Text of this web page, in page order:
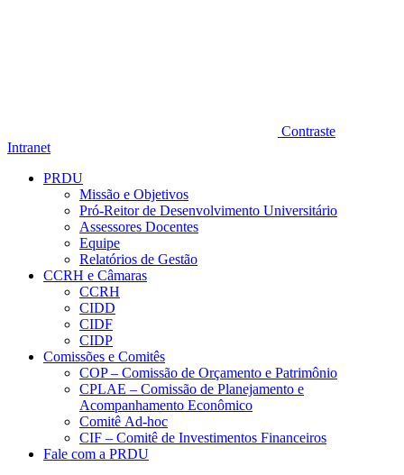
Contraste
Intranet
PRDU
Missão e Objetivos
Pró-Reitor de Desenvolvimento Universitário
Assessores Docentes
Equipe
Relatórios de Gestão
CCRH e Câmaras
CCRH
CIDD
CIDF
CIDP
Comissões e Comitês
COP – Comissão de Orçamento e Patrimônio
CPLAE – Comissão de Planejamento e
Acompanhamento Econômico
Comitê Ad-hoc
CIF – Comitê de Investimentos Financeiros
Fale com a PRDU